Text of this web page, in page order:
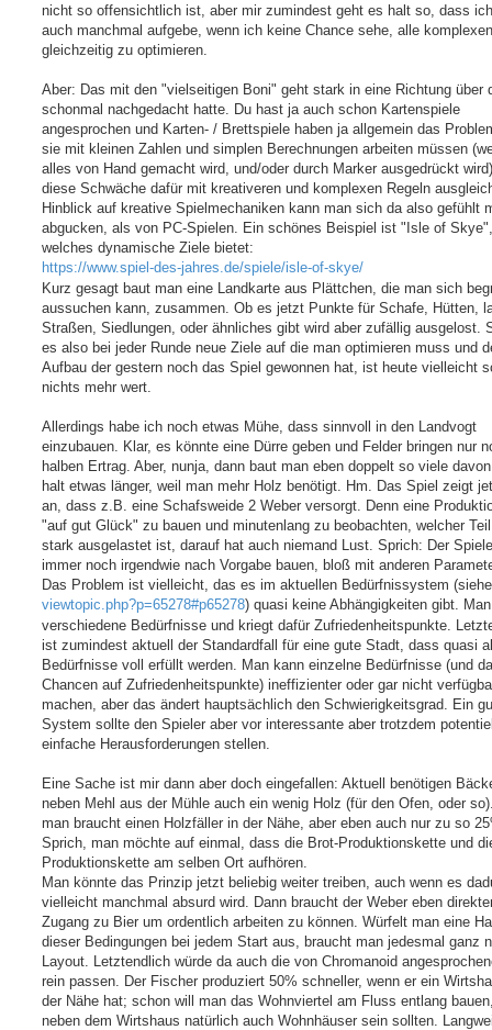
nicht so offensichtlich ist, aber mir zumindest geht es halt so, dass
auch manchmal aufgebe, wenn ich keine Chance sehe, alle
gleichzeitig zu optimieren.
Aber: Das mit den "vielseitigen Boni" geht stark in eine Richtung über
schonmal nachgedacht hatte. Du hast ja auch schon Kartenspiele
angesprochen und Karten- / Brettspiele haben ja allgemein das
sie mit kleinen Zahlen und simplen Berechnungen arbeiten müssen
alles von Hand gemacht wird, und/oder durch Marker ausgedrückt
diese Schwäche dafür mit kreativeren und komplexen Regeln
Hinblick auf kreative Spielmechaniken kann man sich da also gefühlt
abgucken, als von PC-Spielen. Ein schönes Beispiel ist "Isle of Skye",
welches dynamische Ziele bietet:
https://www.spiel-des-jahres.de/spiele/isle-of-skye/
Kurz gesagt baut man eine Landkarte aus Plättchen, die man sich
aussuchen kann, zusammen. Ob es jetzt Punkte für Schafe, Hütten,
Straßen, Siedlungen, oder ähnliches gibt wird aber zufällig ausgelost.
es also bei jeder Runde neue Ziele auf die man optimieren muss und
Aufbau der gestern noch das Spiel gewonnen hat, ist heute vielleicht
nichts mehr wert.
Allerdings habe ich noch etwas Mühe, dass sinnvoll in den Landvogt
einzubauen. Klar, es könnte eine Dürre geben und Felder bringen nur
halben Ertrag. Aber, nunja, dann baut man eben doppelt so viele
halt etwas länger, weil man mehr Holz benötigt. Hm. Das Spiel zeigt
an, dass z.B. eine Schafsweide 2 Weber versorgt. Denn eine
"auf gut Glück" zu bauen und minutenlang zu beobachten, welcher
stark ausgelastet ist, darauf hat auch niemand Lust. Sprich: Der
immer noch irgendwie nach Vorgabe bauen, bloß mit anderen
Das Problem ist vielleicht, das es im aktuellen Bedürfnissystem (siehe
viewtopic.php?p=65278#p65278) quasi keine Abhängigkeiten gibt.
verschiedene Bedürfnisse und kriegt dafür Zufriedenheitspunkte.
ist zumindest aktuell der Standardfall für eine gute Stadt, dass quasi
Bedürfnisse voll erfüllt werden. Man kann einzelne Bedürfnisse (und
Chancen auf Zufriedenheitspunkte) ineffizienter oder gar nicht
machen, aber das ändert hauptsächlich den Schwierigkeitsgrad. Ein
System sollte den Spieler aber vor interessante aber trotzdem
einfache Herausforderungen stellen.
Eine Sache ist mir dann aber doch eingefallen: Aktuell benötigen
neben Mehl aus der Mühle auch ein wenig Holz (für den Ofen, oder
man braucht einen Holzfäller in der Nähe, aber eben auch nur zu so
Sprich, man möchte auf einmal, dass die Brot-Produktionskette und
Produktionskette am selben Ort aufhören.
Man könnte das Prinzip jetzt beliebig weiter treiben, auch wenn es
vielleicht manchmal absurd wird. Dann braucht der Weber eben
Zugang zu Bier um ordentlich arbeiten zu können. Würfelt man eine
dieser Bedingungen bei jedem Start aus, braucht man jedesmal ganz
Layout. Letztendlich würde da auch die von Chromanoid
rein passen. Der Fischer produziert 50% schneller, wenn er ein
der Nähe hat; schon will man das Wohnviertel am Fluss entlang
neben dem Wirtshaus natürlich auch Wohnhäuser sein sollten.